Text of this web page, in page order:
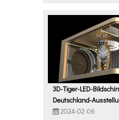
3D-Tiger-LED-
Deutschland-
2024-02-06